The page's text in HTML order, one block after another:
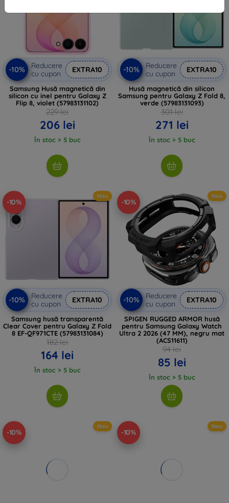
-10%
Reducere
cu cupon
EXTRA10
Samsung Husă magnetică din
silicon cu inel pentru Galaxy Z
Flip 8, violet (57983131102)
229 lei
206 lei
În stoc > 5 buc
-10%
Reducere
cu cupon
EXTRA10
Husă magnetică din silicon
Samsung pentru Galaxy Z Fold 8,
verde (57983131093)
301 lei
271 lei
În stoc > 5 buc
-10%
Nou
-10%
Reducere
cu cupon
EXTRA10
Samsung husă transparentă
Clear Cover pentru Galaxy Z Fold
8 EF-QF971CTE (57983131084)
182 lei
164 lei
În stoc > 5 buc
-10%
Nou
-10%
Reducere
cu cupon
EXTRA10
SPIGEN RUGGED ARMOR husă
pentru Samsung Galaxy Watch
Ultra 2 2026 (47 MM), negru mat
(ACS11611)
94 lei
85 lei
În stoc > 5 buc
-10%
Nou
-10%
Nou